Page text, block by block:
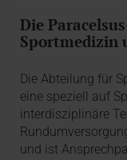
Die
Sportmedizin
Die Abteilung für
eine speziell auf
interdisziplinäre
und ist